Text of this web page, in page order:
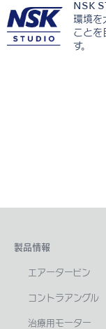
NSK
環境を
ことを
す。
製品情報
エアータービン
コントラアングル
治療用モーター